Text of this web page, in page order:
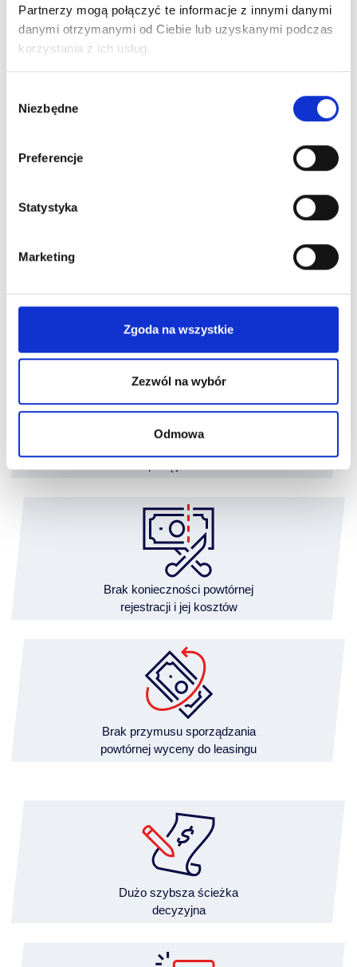
Partnerzy mogą połączyć te informacje z innymi danymi
danymi otrzymanymi od Ciebie lub uzyskanymi podczas
korzystania z ich usług.
zgody
Niezbędne
Preferencje
Statystyka
Marketing
Zgoda na wszystkie
Zezwól na wybór
Odmowa
Ciebie
informacje
niezbędne
najkorzystniejszą
ofertę Leasingu
Dlaczego warto?
Brak konieczności powtórnej
rejestracji i jej kosztów
Brak przymusu sporządzania
powtórnej wyceny do leasingu
Dużo szybsza ścieżka
decyzyjna